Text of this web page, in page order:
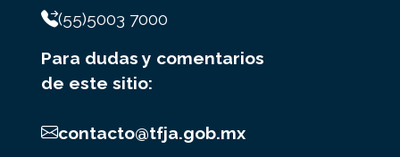
(55)5003 7000
Para dudas y comentarios
de este sitio:
contacto@tfja.gob.mx